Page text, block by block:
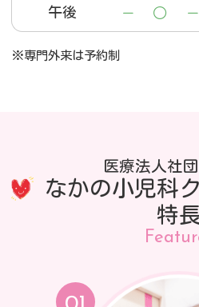
※専門外来は予約制
午後 － ○ －
医療法人社
なかの小児科
特